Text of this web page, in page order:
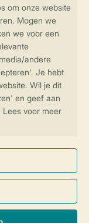
&
en banners